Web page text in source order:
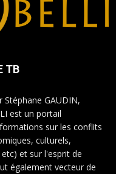
TB
Stéphane GAUDIN,
est un portail
sur les conflits
culturels,
et sur l'esprit de
également vecteur de